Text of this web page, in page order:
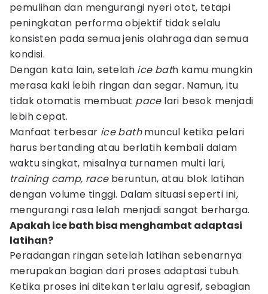
pemulihan dan mengurangi nyeri otot, tetapi
peningkatan performa objektif tidak selalu
konsisten pada semua jenis olahraga dan semua
kondisi.
Dengan kata lain, setelah ice bath kamu mungkin
merasa kaki lebih ringan dan segar. Namun, itu
tidak otomatis membuat pacelari besok menjadi
lebih cepat.
Manfaat terbesar ice bathmuncul ketika pelari
harus bertanding atau berlatih kembali dalam
waktu singkat, misalnya turnamen multi lari,
training camp, race beruntun, atau blok latihan
dengan volume tinggi. Dalam situasi seperti ini,
mengurangi rasa lelah menjadi sangat berharga.
Apakah ice bath bisa menghambat adaptasi
latihan?
Peradangan ringan setelah latihan sebenarnya
merupakan bagian dari proses adaptasi tubuh.
Ketika proses ini ditekan terlalu agresif, sebagian